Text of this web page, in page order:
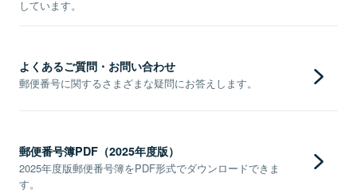
しています。
よくあるご質問・お問い合わせ
郵便番号に関するさまざまな疑問にお答えします。
郵便番号簿PDF（2025年度版）
2025年度版郵便番号簿をPDF形式でダウンロードできま
す。